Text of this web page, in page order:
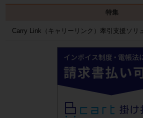
特集
Carry Link（キャリーリンク）牽引支援ソリ